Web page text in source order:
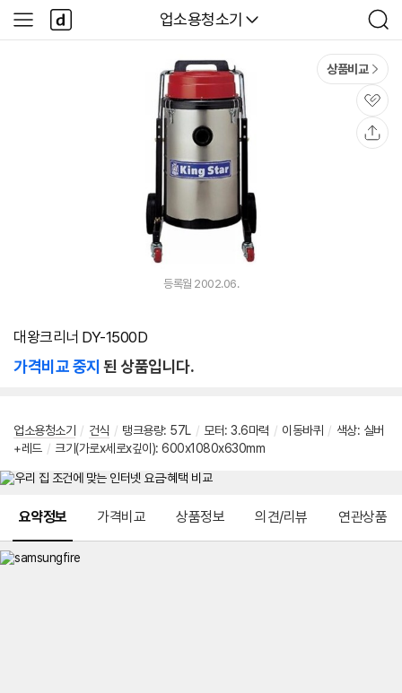
다나와
업소용청소기
검
색
사
이
다
나
와
상품비교
관
심
등록월 2002.06.
대왕크리너 DY-1500D
가격비교 중지 된 상품입니다.
업소용청소기 / 건식 / 탱크용량: 57L / 모터: 3.6마력 / 이동바퀴 / 색상: 실버
+레드 / 크기(가로x세로x깊이): 600x1080x630mm
요약정보 가격비교 상품정보 의견/리뷰 연관상품